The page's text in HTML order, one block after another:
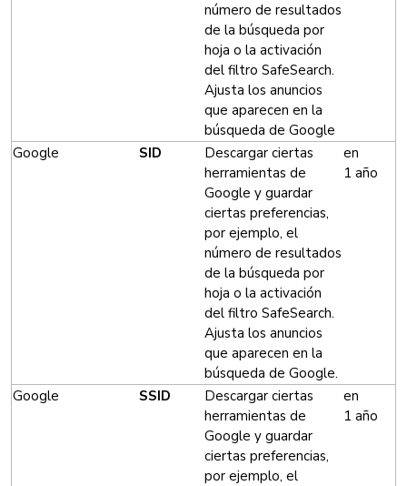
número de resultados
de la búsqueda por
hoja o la activación
del filtro SafeSearch.
Ajusta los anuncios
que aparecen en la
búsqueda de Google
Google SID
Descargar ciertas
herramientas de
Google y guardar
ciertas preferencias,
por ejemplo, el
número de resultados
de la búsqueda por
hoja o la activación
del filtro SafeSearch.
Ajusta los anuncios
que aparecen en la
búsqueda de Google.
en
1 año
Google SSID
Descargar ciertas
herramientas de
Google y guardar
ciertas preferencias,
por ejemplo, el
en
1 año